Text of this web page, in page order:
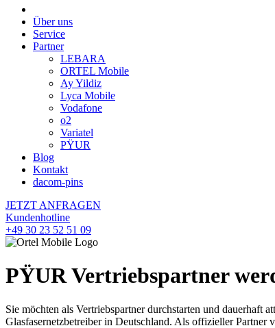
Über uns
Service
Partner
LEBARA
ORTEL Mobile
Ay Yildiz
Lyca Mobile
Vodafone
o2
Variatel
PŸUR
Blog
Kontakt
dacom-pins
JETZT ANFRAGEN
Kundenhotline
+49 30 23 52 51 09
PŸUR Vertriebspartner
Sie möchten als Vertriebspartner durchstarten und
Glasfasernetzbetreiber in Deutschland. Als offizieller